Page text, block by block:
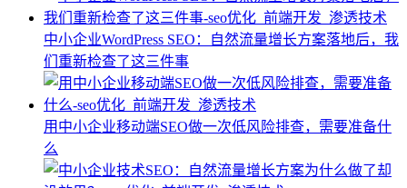
中小企业WordPress SEO：自然流量增长方案落地后，我
们重新检查了这三件事
用中小企业移动端SEO做一次低风险排查，需要准备什
么